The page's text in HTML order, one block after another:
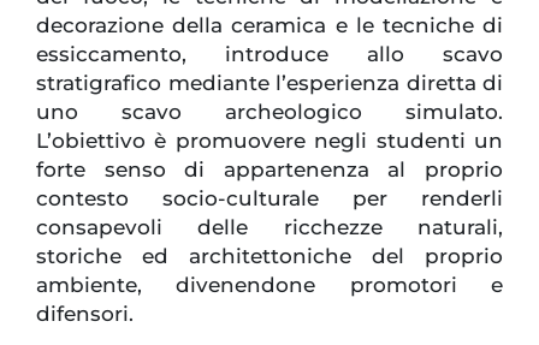
decorazione della ceramica e le tecniche di
essiccamento, introduce allo scavo
stratigrafico mediante l’esperienza diretta di
uno scavo archeologico simulato.
L’obiettivo è promuovere negli studenti un
forte senso di appartenenza al proprio
contesto socio-culturale per renderli
consapevoli delle ricchezze naturali,
storiche ed architettoniche del proprio
ambiente, divenendone promotori e
difensori.